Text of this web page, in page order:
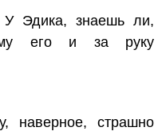
Эдика, знаешь ли,
его и за руку
наверное, страшно